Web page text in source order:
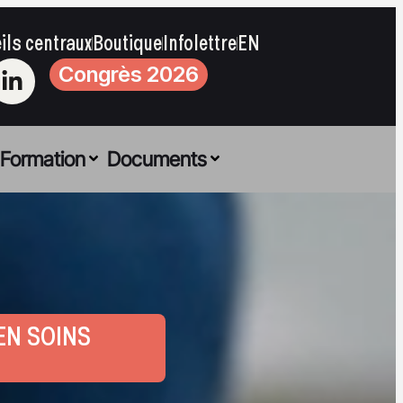
centrauxBoutiqueInfolettreEN
Congrès 2026
Formation Documents
SOINS